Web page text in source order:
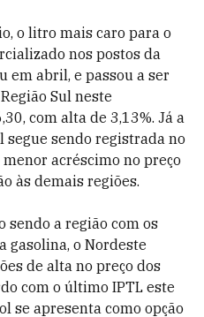
o litro mais caro para o
nos postos da
em abril, e passou a ser
Sul neste
com alta de 3,13%. Já a
sendo registrada no
menor acréscimo no preço
às demais regiões.
sendo a região com os
gasolina, o Nordeste
de alta no preço dos
com o último IPTL este
se apresenta como opção